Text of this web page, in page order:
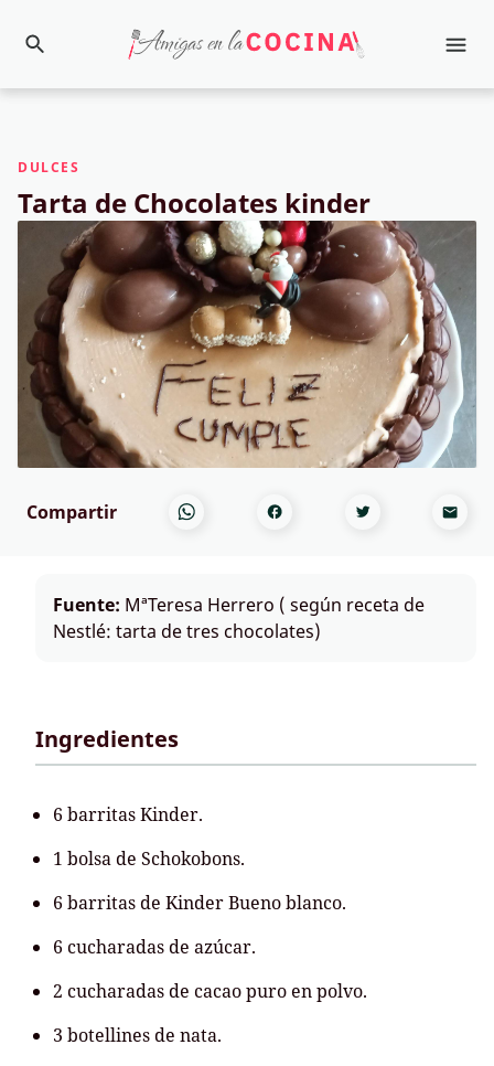
DULCES
Tarta de Chocolates kinder
Compartir
Fuente: MªTeresa Herrero ( según receta de
Nestlé: tarta de tres chocolates)
Ingredientes
6 barritas Kinder.
1 bolsa de Schokobons.
6 barritas de Kinder Bueno blanco.
6 cucharadas de azúcar.
2 cucharadas de cacao puro en polvo.
3 botellines de nata.